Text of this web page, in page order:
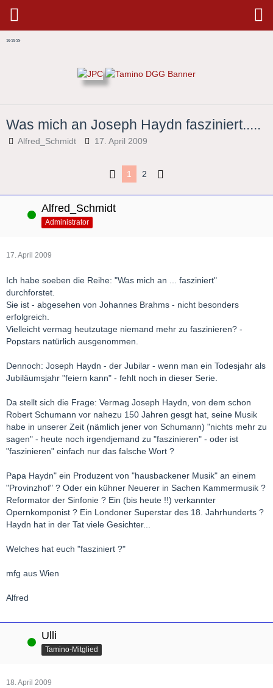
»»»
Was mich an Joseph Haydn fasziniert.....
Alfred_Schmidt 17. April 2009
1 2
Online Alfred_Schmidt
Administrator
17. April 2009
Ich habe soeben die Reihe: "Was mich an ... fasziniert"
durchforstet.
Sie ist - abgesehen von Johannes Brahms - nicht besonders
erfolgreich.
Vielleicht vermag heutzutage niemand mehr zu faszinieren? -
Popstars natürlich ausgenommen.
Dennoch: Joseph Haydn - der Jubilar - wenn man ein Todesjahr als
Jubiläumsjahr "feiern kann" - fehlt noch in dieser Serie.
Da stellt sich die Frage: Vermag Joseph Haydn, von dem schon
Robert Schumann vor nahezu 150 Jahren gesgt hat, seine Musik
habe in unserer Zeit (nämlich jener von Schumann) "nichts mehr zu
sagen" - heute noch irgendjemand zu "faszinieren" - oder ist
"faszinieren" einfach nur das falsche Wort ?
Papa Haydn" ein Produzent von "hausbackener Musik" an einem
"Provinzhof" ? Oder ein kühner Neuerer in Sachen Kammermusik ?
Reformator der Sinfonie ? Ein (bis heute !!) verkannter
Opernkomponist ? Ein Londoner Superstar des 18. Jahrhunderts ?
Haydn hat in der Tat viele Gesichter...
Welches hat euch "fasziniert ?"
mfg aus Wien
Alfred
Online Ulli
Tamino-Mitglied
18. April 2009